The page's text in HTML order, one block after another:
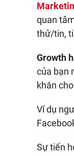
quan
thử/tin,
Growth
của bạn
khăn
Ví dụ
Sự tiến